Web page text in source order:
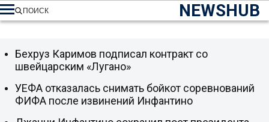
NEWSHUB
ПОИСК
Бехруз Каримов подписал контракт со
швейцарским «Лугано»
УЕФА отказалась снимать бойкот соревнований
ФИФА после извинений Инфантино